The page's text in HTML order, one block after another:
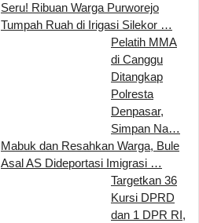
Seru! Ribuan Warga Purworejo
Tumpah Ruah di Irigasi Silekor …
Pelatih MMA
di Canggu
Ditangkap
Polresta
Denpasar,
Simpan Na…
Mabuk dan Resahkan Warga, Bule
Asal AS Dideportasi Imigrasi …
Targetkan 36
Kursi DPRD
dan 1 DPR RI,